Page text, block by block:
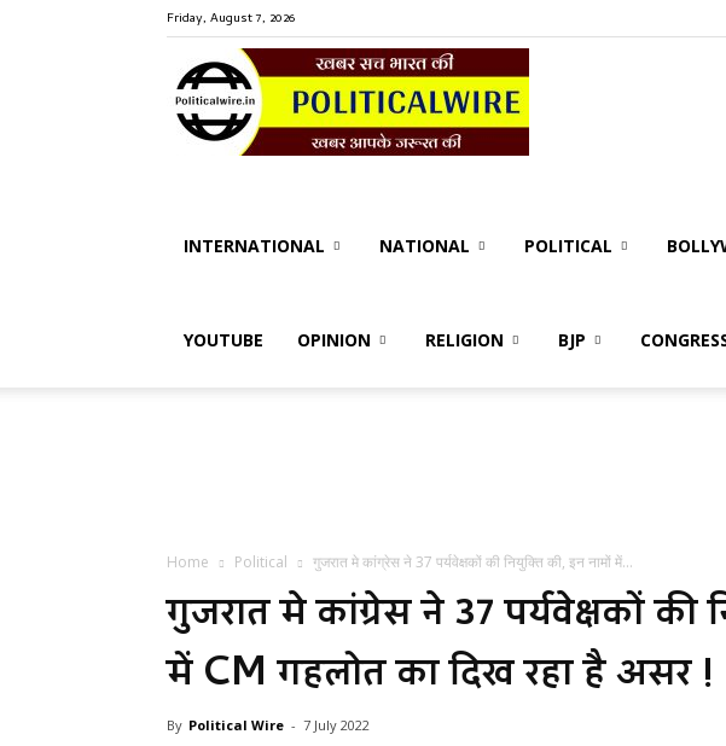
Friday, August 7, 2026
INTERNATIONAL NATIONAL POLITICAL
YOUTUBE OPINION RELIGION BJP
Home Political गुजरात मे कांग्रेस ने 37 पर्यवेक्षकों की नियुक्ति की, इन नामों में...
गुजरात मे कांग्रेस ने 37 पर्यवेक्षकों की
में CM गहलोत का दिख रहा है असर !
By Political Wire - 7 July 2022